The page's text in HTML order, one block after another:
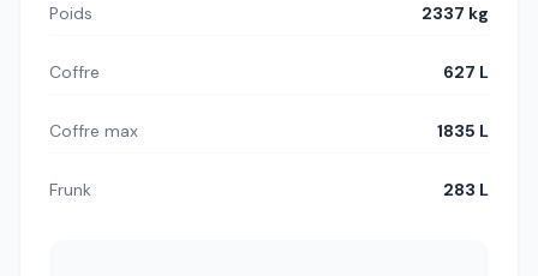
Poids 2337 kg
Coffre 627 L
Coffre max 1835 L
Frunk 283 L